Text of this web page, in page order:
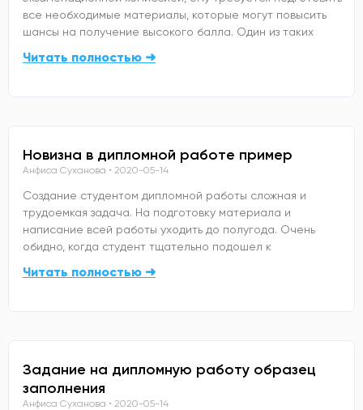
все необходимые материалы, которые могут повысить
шансы на получение высокого балла. Один из таких
Читать полностью ➜
Новизна в дипломной работе пример
Анфиса Суханова 2020-05-14
Создание студентом дипломной работы сложная и
трудоемкая задача. На подготовку материала и
написание всей работы уходить до полугода. Очень
обидно, когда студент тщательно подошел к
Читать полностью ➜
Задание на дипломную работу образец
заполнения
Анфиса Суханова 2020-05-14